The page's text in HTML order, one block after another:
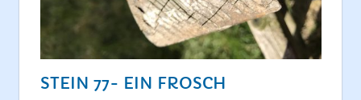
STEIN 77- EIN FROSCH